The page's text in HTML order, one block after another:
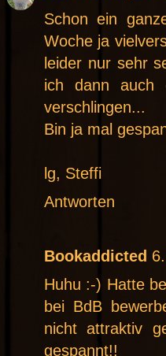
Schon ein
Woche ja
leider nur sehr
ich dann auch
verschlingen...
Bin ja mal
lg, Steffi
Antworten
Bookaddicted
Huhu :-) Hatte
bei BdB
nicht attraktiv
gespannt!!